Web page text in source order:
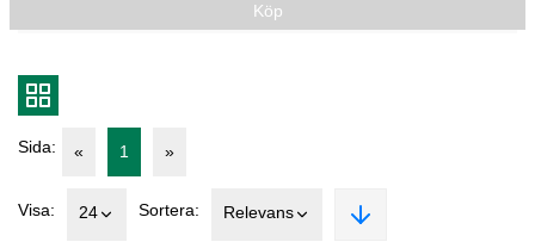
Köp
Sida: « 1 »
Visa: 24 Sortera: Relevans